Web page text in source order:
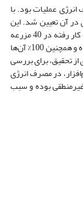
عملیات بود. با
در آن تعیین شد. این
نرم‌افزار جهت بررسی صحت تطابق سامانه تراکتور-گاوآهن در اجرای عملیات شخم مورد استفاده قرارگرفت. برای این منظور، مشخصات تراکتور و گاوآهن به کار رفته در 40 مزرعه
شالیزاری این شهرستان جمع‌آوری شد. نرم‌افزار تصمیم‌یار نشان داد که 65% از سامانه‌های تراکتور-گاوآهن مورد استفاده در مزارع مورد مطالعه نامناسب بوده‌ و همچنین 100% آن‌ها
از تحقیق، برای بررسی
در مصرف انرژی
و غیرمنطقی بوده و سبب